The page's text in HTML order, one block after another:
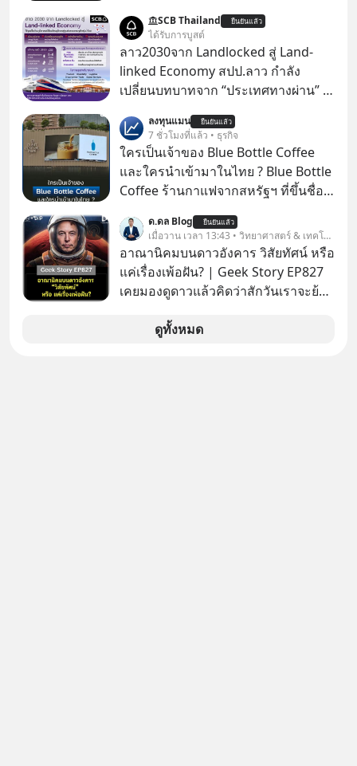
ภาษี หลายคนมักได้รับคำแนะนำให้
ลงทุนใน RMF เพราะนอกจากจะช่วยลด
หย่อนภาษีได้แล้ว ยังเป็นโอกาสในการ
สร้างความมั่งคั่งระยะยาว แต่น้อยคน
อะไรบ้าง ควรดู ตรงไหน ทำอย่างไร ถึง
จะดีกับเรา แล้วเราควรรู้ข้อมูลอะไร
เกี่ยวกับ RMF บ้าง เพื่อให้นำไปใช้ต่อได้
จริง ๆ ลงทุนแมนจะเล่าให้ฟัง
SCB Thailand ยืนยันแล้ว
ได้รับการบูสต์
ลาว2030จาก Landlocked สู่ Land-
linked Economy สปป.ลาว กำลัง
เปลี่ยนบทบาทจาก “ประเทศทางผ่าน” สู่
ของอนุภูมิภาคลุ่มแม่น้ำโขง
ลงทุนแมน ยืนยันแล้ว
7 ชั่วโมงที่แล้ว • ธุรกิจ
ใครเป็นเจ้าของ Blue Bottle Coffee
และใครนำเข้ามาในไทย ? Blue Bottle
Coffee ร้านกาแฟจากสหรัฐฯ ที่ขึ้นชื่อ
แรกในประเทศไทย ที่ Central Park
ด.ดล Blog ยืนยันแล้ว
เมื่อวาน เวลา 13:43 • วิทยาศาสตร์ & เทคโนโลยี
อาณานิคมบนดาวอังคาร วิสัยทัศน์ หรือ
แค่เรื่องเพ้อฝัน? | Geek Story EP827
เคยมองดูดาวแล้วคิดว่าสักวันเราจะย้าย
หรือ Jeff Bezos บอกไว้หรือเปล่า ภาพ
ดูทั้งหมด